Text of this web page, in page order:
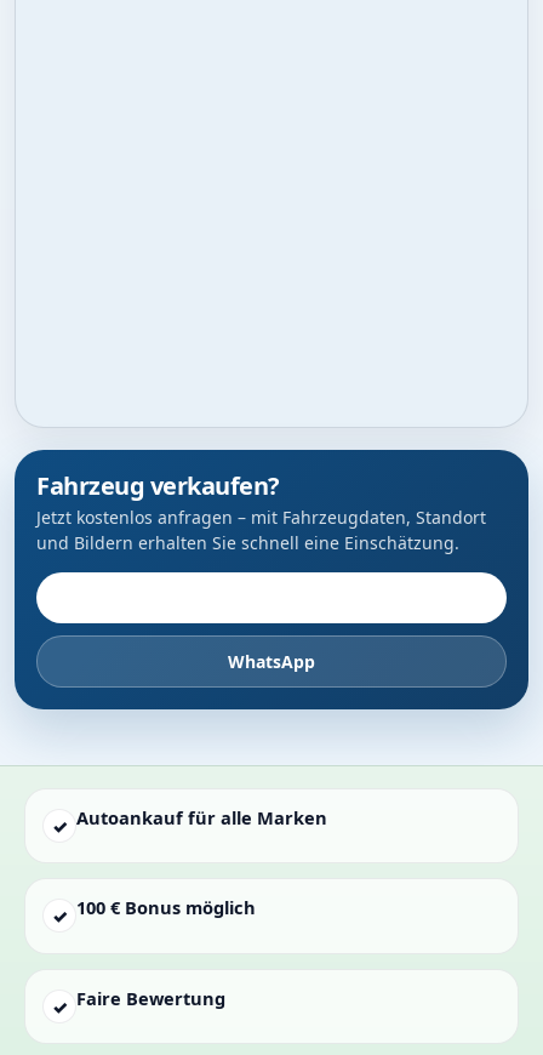
Fahrzeug verkaufen?
Jetzt kostenlos anfragen – mit Fahrzeugdaten, Standort
und Bildern erhalten Sie schnell eine Einschätzung.
WhatsApp
✓ Autoankauf für alle Marken
✓ 100 € Bonus möglich
✓ Faire Bewertung